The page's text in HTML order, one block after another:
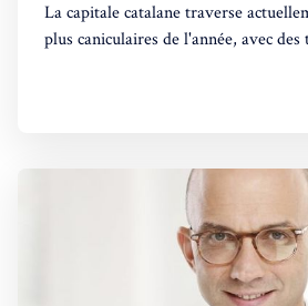
La capitale catalane traverse
plus caniculaires de l'année, avec